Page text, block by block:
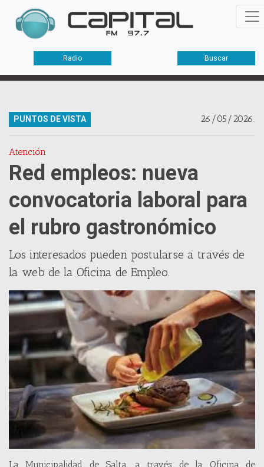
Radio Buscar
26/05/2026.
PUNTOS DE VISTA
Atención
Red empleos: nueva
convocatoria laboral para
el rubro gastronómico
Los interesados pueden postularse a través de
la web de la Oficina de Empleo.
La Municipalidad de Salta, a través de la Oficina de